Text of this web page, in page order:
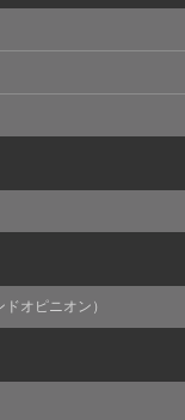
【利用目的】の達
の取扱いの全部また
ることがあります
、委託先との間で、
う確保します。
いて】
個人情報保護法その
き、患者様の同意
者に開示・提供す
本人の申し出により
適切に対応します。
報お問合せフォーム
オピニオン）